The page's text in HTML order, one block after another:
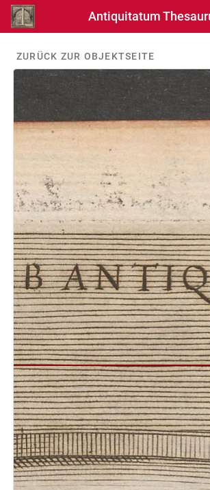
Antiquitatum
ZURÜCK ZUR OBJEKTSEITE